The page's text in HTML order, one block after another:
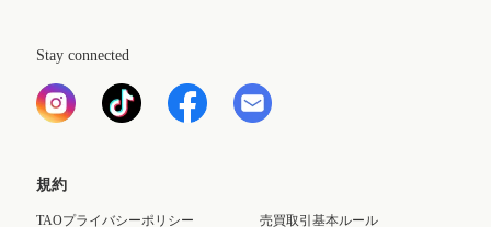
Stay connected
規約
TAOプライバシーポリシー 売買取引基本ルール